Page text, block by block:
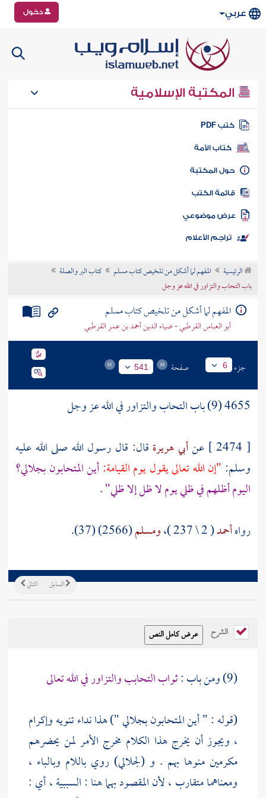
عربي دخول
المكتبة الإسلامية
كتب PDF
كتاب الأمة
المكتبة
الكتب
موضوعي
تراجم الأعلام
الرئيسية المفهم لما أشكل من تلخيص كتاب مسلم
كتاب البر والصلة
باب التحاب والتزاور في الله عز وجل
المفهم لما أشكل من تلخيص كتاب مسلم
أبو العباس القرطبي - ضياء الدين أحمد بن عمر القرطبي
جزء 6 صفحة 541
4655 (9) باب التحاب والتزاور في الله عز وجل
[ 2474 ] عن
أبي هريرة قال: قال رسول الله صلى الله عليه
وسلم: "إن الله تعالى يقول يوم القيامة:أين المتحابون بجلالي؟
اليوم أظلهم في ظلي يوم لا ظل إلا ظلي" .
رواهأحمد( 2 \ 237 )، ومسلم(2566) (37).
التالي السابق
الشرح
(9) ومن باب :
ثواب التحابب والتزاور في الله تعالى
(قوله : " أين المتحابون بجلالي ") هذا نداء تنويه وإكرام
، ويجوز أن يخرج هذا الكلام مخرج الأمر لمن يحضرهم
مكرمين منوها بهم . و (لجلالي) روي باللام وبالباء ،
ومعناهما متقارب ، لأن المقصود بهما هنا : السببية ، أي :